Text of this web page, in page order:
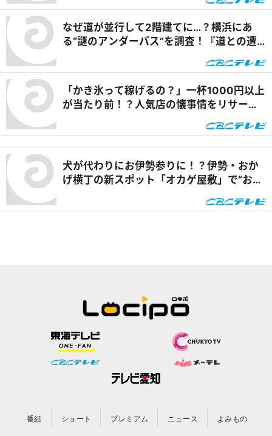
なぜ道が並行して2階建てに…？横浜にあ
る“謎のアンダーパス”を調査！『道との遭
「かき氷って稼げるの？」一杯1000円以上
が当たり前！？人気店の懐事情をリサーチ
犬が代わりにお伊勢参りに！？伊勢・おか
げ横丁の新スポット「オカゲ屋敷」で“おか
番組 ショート プレミアム ニュース よみもの